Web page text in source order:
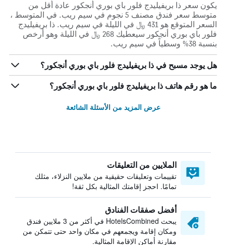
يكون سعر ذا بريفيليدج فلور باي بوري أنجكور عادة أقل من
متوسط ​​سعر فندق مصنف 5 نجوم في سيم ريب. في المتوسط ،
السعر المتوقع هو 431 ﷼ في الليلة في سيم ريب. ذا بريفيليدج
فلور باي بوري أنجكور سيعطيك 268 ﷼ في الليلة وهو أرخص
بنسبة 38% وسطياً في سيم ريب.
هل يوجد مسبح في ذا بريفيليدج فلور باي بوري أنجكور؟
ما هو رقم هاتف ذا بريفيليدج فلور باي بوري أنجكور؟
عرض المزيد من الأسئلة الشائعة
الملايين من التعليقات
تقييمات وتعليقات حقيقية من ملايين النزلاء، مثلك
تمامًا. احجز إقامتك المثالية بكل ثقة!
أفضل صفقات الفنادق
يبحث HotelsCombined في أكثر من 3 ملايين فندق
ومكان إقامة ويجمعهم في مكان واحد حتى تتمكن من
مقارنة أماكن الإقامة المثالية.